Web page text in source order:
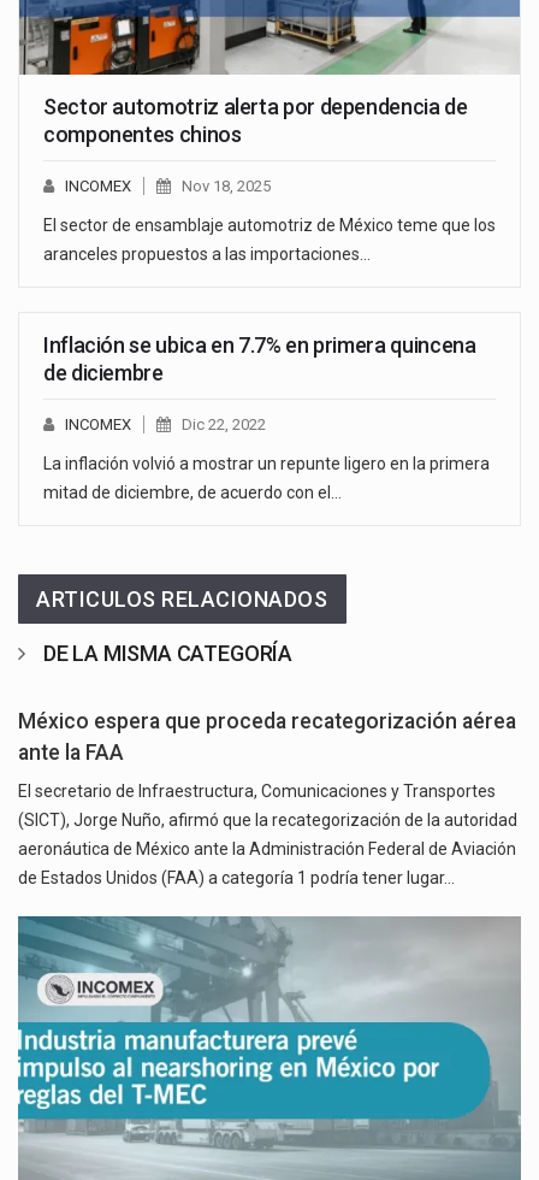
Sector automotriz alerta por dependencia de
componentes chinos
INCOMEX Nov 18, 2025
El sector de ensamblaje automotriz de México teme que los
aranceles propuestos a las importaciones…
Inflación se ubica en 7.7% en primera quincena
de diciembre
INCOMEX Dic 22, 2022
La inflación volvió a mostrar un repunte ligero en la primera
mitad de diciembre, de acuerdo con el…
ARTICULOS RELACIONADOS
DE LA MISMA CATEGORÍA
México espera que proceda recategorización aérea
ante la FAA
El secretario de Infraestructura, Comunicaciones y Transportes
(SICT), Jorge Nuño, afirmó que la recategorización de la autoridad
aeronáutica de México ante la Administración Federal de Aviación
de Estados Unidos (FAA) a categoría 1 podría tener lugar…